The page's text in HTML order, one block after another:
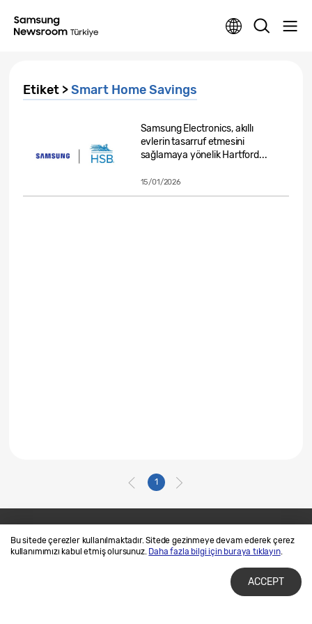
Bu sitede çerezler kullanılmaktadır. Sitede gezinmeye devam ederek çerez
kullanımımızı kabul etmiş olursunuz. Daha fazla bilgi için buraya tıklayın.
ACCEPT
Etiket >Smart Home Savings
Samsung Electronics, akıllı
evlerin tasarruf etmesini
sağlamaya yönelik Hartford...
15/01/2026
1
Bize Ulaşın
SAMSUNG.COM